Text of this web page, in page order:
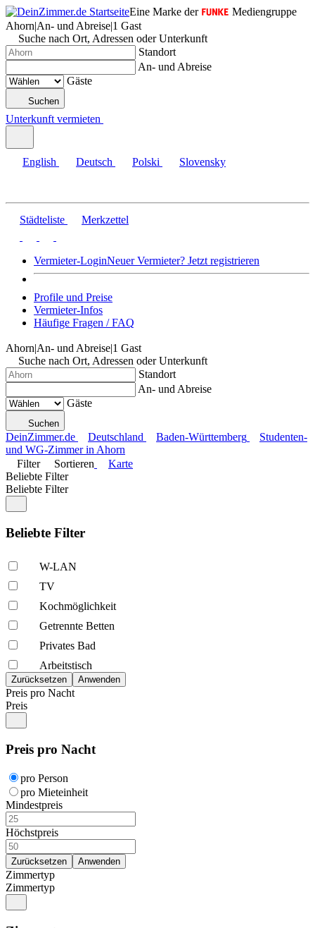
Eine Marke der
Mediengruppe
Ahorn|An- und Abreise|1 Gast
Suche nach Ort, Adressen oder Unterkunft
Standort
An- und Abreise
Gäste
Suchen
Unterkunft vermieten
English Deutsch Polski Slovensky
Städteliste Merkzettel
Vermieter-LoginNeuer Vermieter? Jetzt registrieren
Profile und Preise
Vermieter-Infos
Häufige Fragen / FAQ
Ahorn|An- und Abreise|1 Gast
Suche nach Ort, Adressen oder Unterkunft
Standort
An- und Abreise
Gäste
Suchen
DeinZimmer.de Deutschland Baden-Württemberg
Studenten-
und WG-Zimmer in Ahorn
Filter
Sortieren
Karte
Beliebte Filter
Beliebte Filter
Beliebte Filter
W-LAN
TV
Kochmöglich­keit
Getrennte Betten
Privates Bad
Arbeitstisch
Preis pro Nacht
Preis
Preis pro Nacht
pro Person
pro Mieteinheit
Mindestpreis
Höchstpreis
Zimmertyp
Zimmertyp